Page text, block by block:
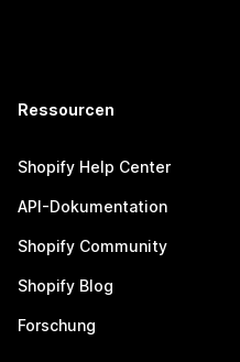
Ressourcen
Shopify Help Center
API-Dokumentation
Shopify Community
Shopify Blog
Forschung